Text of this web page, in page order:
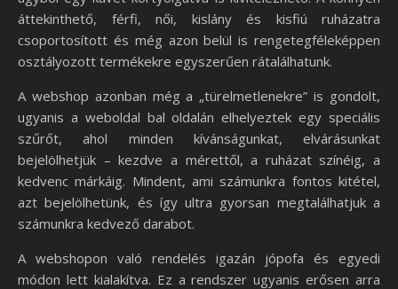
áttekinthető, férfi, női, kislány és kisfiú ruházatra
csoportosított és még azon belül is rengetegféleképpen
osztályozott termékekre egyszerűen rátalálhatunk.
A webshop azonban még a „türelmetlenekre” is gondolt,
ugyanis a weboldal bal oldalán elhelyeztek egy speciális
szűrőt, ahol minden kívánságunkat, elvárásunkat
bejelölhetjük – kezdve a mérettől, a ruházat színéig, a
kedvenc márkáig. Mindent, ami számunkra fontos kitétel,
azt bejelölhetünk, és így ultra gyorsan megtalálhatjuk a
számunkra kedvező darabot.
A webshopon való rendelés igazán jópofa és egyedi
módon lett kialakítva. Ez a rendszer ugyanis erősen arra